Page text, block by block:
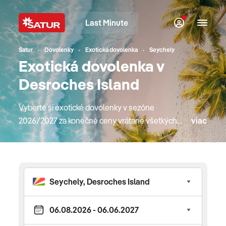
Last Minute
Satur Dovolenky Exotická dovolenka Seychely
Exotická dovolenka v
Desroches Island
Vyberte si exotické dovolenky v sezóne
2026/2027 za konečné ceny vrátane všetkých
poplatkov. V našej ponuke nájdete obľúbené
hoteloch, či už na pobytoch pri mori alebo
poznávacích zájazdoch. Do exotiky lietame na
pravidelných letoch priamo z Bratislavy, Košíc
viac